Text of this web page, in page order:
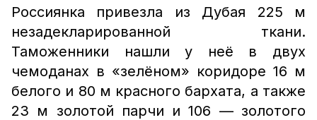
Россиянка привезла из Дубая 225 м
незадекларированной ткани.
Таможенники нашли у неё в двух
чемоданах в «зелёном» коридоре 16 м
белого и 80 м красного бархата, а также
23 м золотой парчи и 106 — золотого